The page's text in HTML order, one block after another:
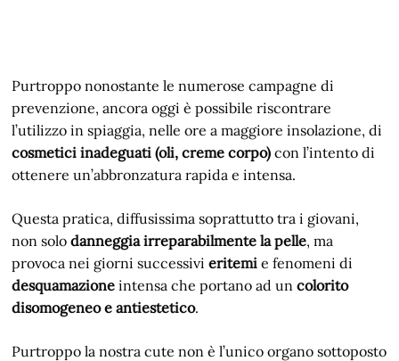
Purtroppo nonostante le numerose campagne di
prevenzione, ancora oggi è possibile riscontrare
l’utilizzo in spiaggia, nelle ore a maggiore insolazione, di
cosmetici inadeguati (oli, creme corpo) con l’intento di
ottenere un’abbronzatura rapida e intensa.
Questa pratica, diffusissima soprattutto tra i giovani,
non solodanneggia irreparabilmente la pelle, ma
provoca nei giorni successivieritemi e fenomeni di
desquamazione intensa che portano ad uncolorito
disomogeneo e antiestetico.
Purtroppo la nostra cute non è l’unico organo sottoposto